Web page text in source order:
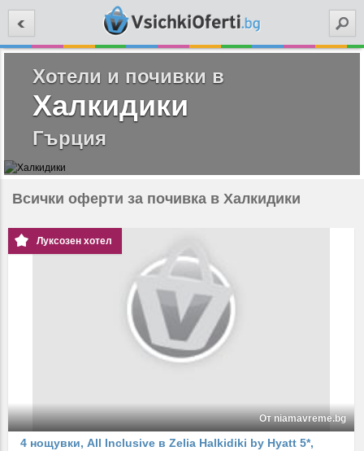
Хотели и почивки в
Халкидики
Гърция
Всички оферти за почивка в Халкидики
Луксозен хотел
От niamavreme.bg
4 нощувки, All Inclusive в Zelia Halkidiki by Hyatt 5*,